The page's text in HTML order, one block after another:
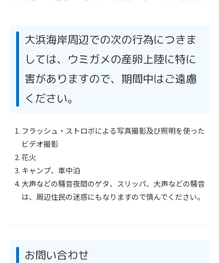
大浜海岸周辺での次の行為につきま
しては、ウミガメの産卵上陸に特に
害がありますので、期間中はご遠慮
ください。
フラッシュ・ストロボによる写真撮影及び照明を使った
ビデオ撮影
花火
キャンプ、車中泊
大声などの騒音夜間のゲタ、スリッパ、大声などの騒音
は、周辺住民の迷惑にもなりますので慎んでください。
お問い合わせ